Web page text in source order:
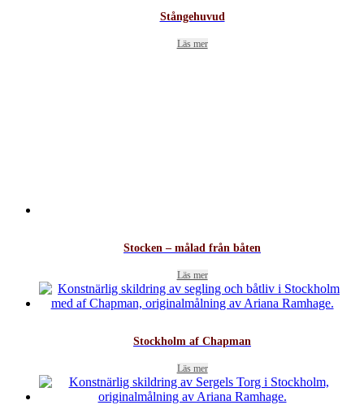
Stångehuvud
Läs mer
Stocken – målad från båten
Läs mer
Stockholm af Chapman
Läs mer